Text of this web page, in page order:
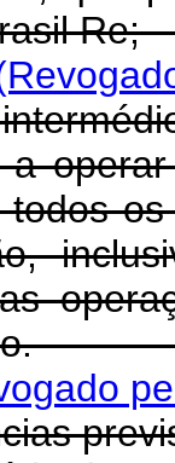
Brasil
a